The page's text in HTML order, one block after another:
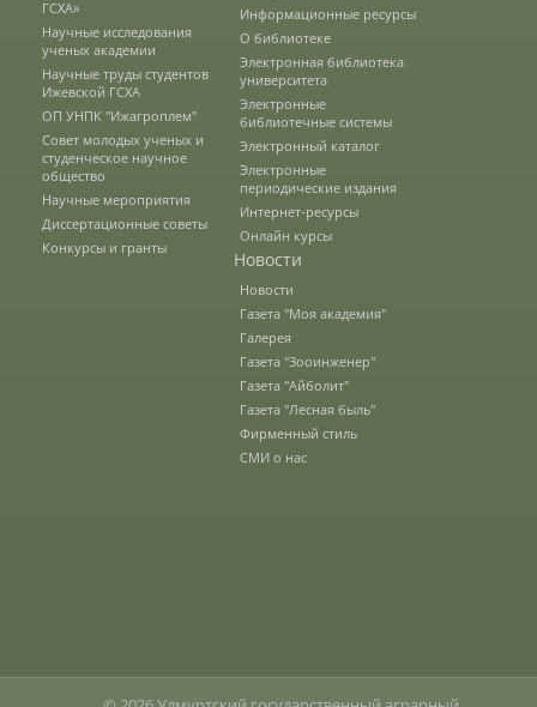
Информация в формате Рособрнадзора
Направления подготовки
Правила приема
Документы для поступления
Вступительные испытания
Высшее на базе СПО, второе высшее
ГСХА»
Научные исследования
ученых академии
Научные труды студентов
Ижевской ГСХА
ОП УНПК "Ижагроплем"
Совет молодых ученых и
студенческое научное
общество
Научные мероприятия
Диссертационные советы
Конкурсы и гранты
Информационные ресурсы
О библиотеке
Электронная библиотека
университета
Электронные
библиотечные системы
Электронный каталог
Электронные
периодические издания
Интернет-ресурсы
Онлайн курсы
Новости
Новости
Газета "Моя академия"
Галерея
Газета "Зооинженер"
Газета "Айболит"
Газета "Лесная быль"
Фирменный стиль
СМИ о нас